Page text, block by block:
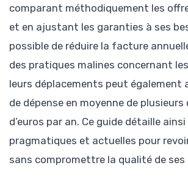
comparant méthodiquement les
et en ajustant les garanties à ses
possible de réduire la facture
des pratiques malines concernant
leurs déplacements peut également
de dépense en moyenne de
d’euros par an. Ce guide détaille
pragmatiques et actuelles pour
sans compromettre la qualité de ses